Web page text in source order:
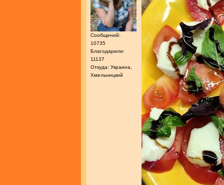
Сообщений:
10735
Благодарили:
11137
Откуда: Украина,
Хмельницкий